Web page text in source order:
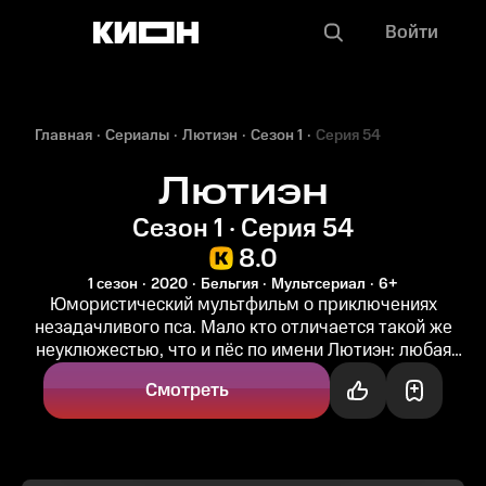
Войти
Главная Сериалы Лютиэн Сезон 1 Серия 54
Лютиэн
Сезон 1 · Серия 54
8.0
1 сезон 2020 Бельгия Мультсериал 6+
Юмористический мультфильм о приключениях
незадачливого пса. Мало кто отличается такой же
неуклюжестью, что и пёс по имени Лютиэн: любая
бытовая ситуация вызывает у него...
Смотреть